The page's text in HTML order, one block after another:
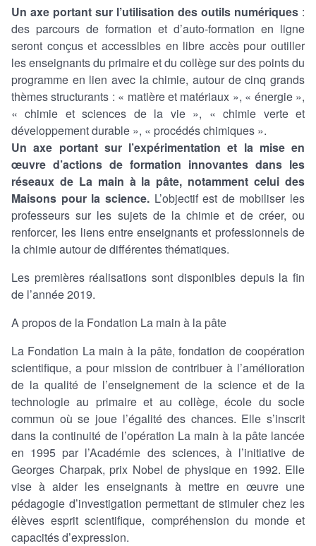
Un axe portant sur l’utilisation des outils numériques :
des parcours de formation et d’auto-formation en ligne
seront conçus et accessibles en libre accès pour outiller
les enseignants du primaire et du collège sur des points du
programme en lien avec la chimie, autour de cinq grands
thèmes structurants : « matière et matériaux », « énergie »,
« chimie et sciences de la vie », « chimie verte et
développement durable », « procédés chimiques ».
Un axe portant sur l’expérimentation et la mise en
œuvre d’actions de formation innovantes dans les
réseaux de La main à la pâte, notamment celui des
Maisons pour la science.L’objectif est de mobiliser les
professeurs sur les sujets de la chimie et de créer, ou
renforcer, les liens entre enseignants et professionnels de
la chimie autour de différentes thématiques.
Les premières réalisations sont disponibles depuis la fin
de l’année 2019.
A propos de la Fondation La main à la pâte
La Fondation La main à la pâte, fondation de coopération
scientifique, a pour mission de contribuer à l’amélioration
de la qualité de l’enseignement de la science et de la
technologie au primaire et au collège, école du socle
commun où se joue l’égalité des chances. Elle s’inscrit
dans la continuité de l’opération La main à la pâte lancée
en 1995 par l’Académie des sciences, à l’initiative de
Georges Charpak, prix Nobel de physique en 1992. Elle
vise à aider les enseignants à mettre en œuvre une
pédagogie d’investigation permettant de stimuler chez les
élèves esprit scientifique, compréhension du monde et
capacités d’expression.